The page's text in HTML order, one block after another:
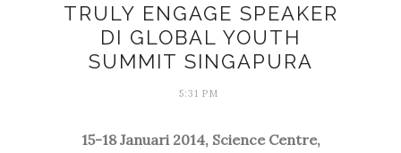
TRULY ENGAGE SPEAKER
DI GLOBAL YOUTH
SUMMIT SINGAPURA
5:31 PM
15-18 Januari 2014, Science Centre,